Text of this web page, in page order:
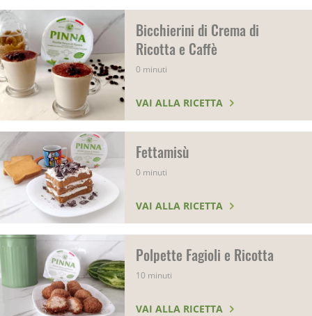
Bicchierini di Crema di
Ricotta e Caffè
0 minuti
VAI ALLA RICETTA
Fettamisù
0 minuti
VAI ALLA RICETTA
Polpette Fagioli e Ricotta
10 minuti
VAI ALLA RICETTA